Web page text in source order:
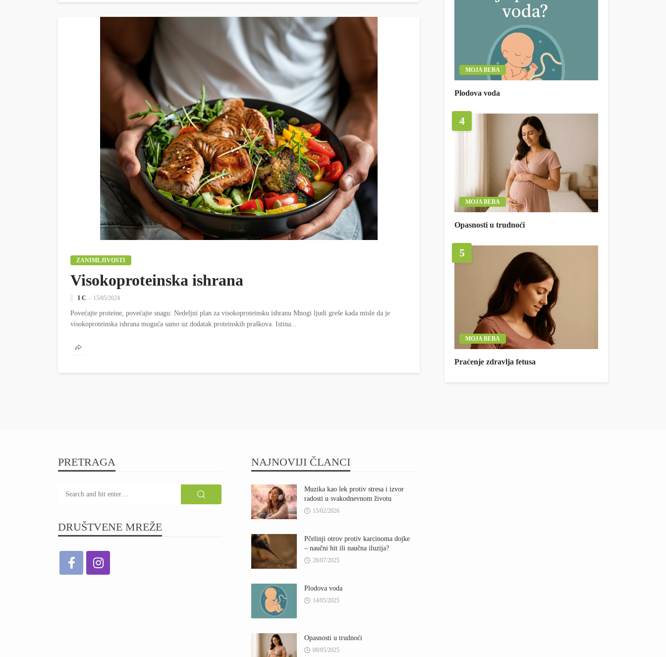
ZANIMLJIVOSTI
Visokoproteinska ishrana
I C 15/05/2024
Povećajte proteine, povećajte snagu: Nedeljni plan za visokoproteinsku ishranu Mnogi ljudi greše kada misle da je
visokoproteinska ishrana moguća samo uz dodatak proteinskih praškova. Istina...
MOJA BEBA
Plodova voda
4
MOJA BEBA
Opasnosti u trudnoći
5
MOJA BEBA
Praćenje zdravlja fetusa
PRETRAGA
DRUŠTVENE MREŽE
NAJNOVIJI ČLANCI
Muzika kao lek protiv stresa i izvor
radosti u svakodnevnom životu
15/02/2026
Pčelinji otrov protiv karcinoma dojke
– naučni hit ili naučna iluzija?
28/07/2025
Plodova voda
14/05/2025
Opasnosti u trudnoći
09/05/2025